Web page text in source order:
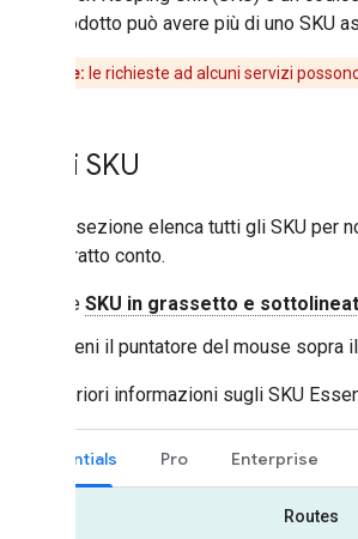
e un prodotto può avere più di uno
Importante: le richieste ad alcuni servizi
Nomi SKU
Questa sezione elenca tutti gli SKU per
nell'estratto conto.
Le SKU in grassetto e
Tieni il puntatore del mouse
Per ulteriori informazioni sugli SKU
Essentials Pro Enterprise
Routes